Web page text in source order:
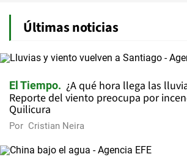
Últimas noticias
El Tiempo
¿A qué hora llega las
Reporte del viento preocupa por
Quilicura
Por Cristian Neira